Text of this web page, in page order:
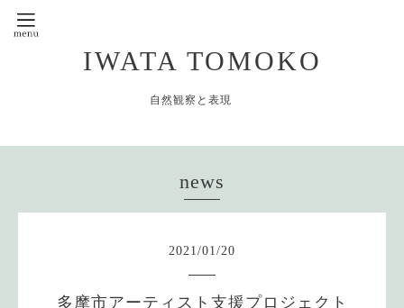
IWATA TOMOKO
自然観察と表現
news
2021/01/20
多摩市アーティスト支援プロジェクト